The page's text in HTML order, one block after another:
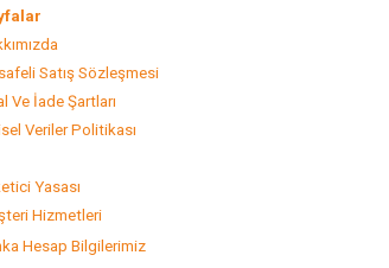
Satış Sözleşmesi
Ve İade Şartları
Veriler Politikası
Yasası
Hizmetleri
Hesap Bilgilerimiz